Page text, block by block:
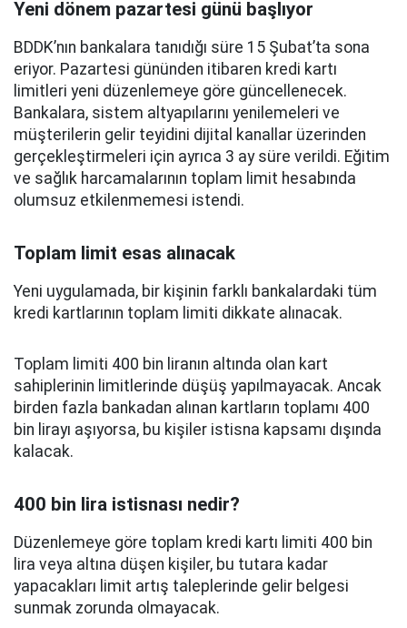
Yeni dönem pazartesi günü başlıyor
BDDK’nın bankalara tanıdığı süre 15 Şubat’ta sona
eriyor. Pazartesi gününden itibaren kredi kartı
limitleri yeni düzenlemeye göre güncellenecek.
Bankalara, sistem altyapılarını yenilemeleri ve
müşterilerin gelir teyidini dijital kanallar üzerinden
gerçekleştirmeleri için ayrıca 3 ay süre verildi. Eğitim
ve sağlık harcamalarının toplam limit hesabında
olumsuz etkilenmemesi istendi.
Toplam limit esas alınacak
Yeni uygulamada, bir kişinin farklı bankalardaki tüm
kredi kartlarının toplam limiti dikkate alınacak.
Toplam limiti 400 bin liranın altında olan kart
sahiplerinin limitlerinde düşüş yapılmayacak. Ancak
birden fazla bankadan alınan kartların toplamı 400
bin lirayı aşıyorsa, bu kişiler istisna kapsamı dışında
kalacak.
400 bin lira istisnası nedir?
Düzenlemeye göre toplam kredi kartı limiti 400 bin
lira veya altına düşen kişiler, bu tutara kadar
yapacakları limit artış taleplerinde gelir belgesi
sunmak zorunda olmayacak.